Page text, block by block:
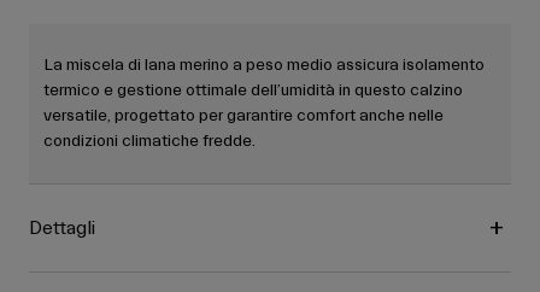
La miscela di lana merino a peso medio assicura isolamento
termico e gestione ottimale dell’umidità in questo calzino
versatile, progettato per garantire comfort anche nelle
condizioni climatiche fredde.
Dettagli